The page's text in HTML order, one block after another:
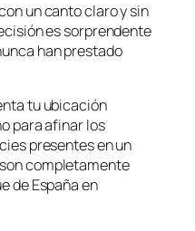
un canto claro y sin
es sorprendente
han prestado
tu ubicación
para afinar los
presentes en un
completamente
de España en